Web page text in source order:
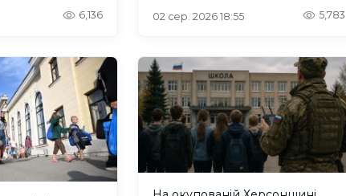
6,136 02 сер. 2026 18:55 5,783